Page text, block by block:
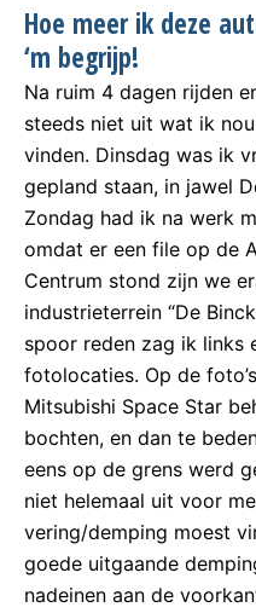
Hoe meer ik deze
‘m begrijp!
Na ruim 4 dagen rijden
steeds niet uit wat ik
vinden. Dinsdag was ik
gepland staan, in jawel
Zondag had ik na werk
omdat er een file op de
Centrum stond zijn we
industrieterrein “De
spoor reden zag ik links
fotolocaties. Op de
Mitsubishi Space Star
bochten, en dan te
eens op de grens werd
niet helemaal uit voor
vering/demping moest
goede uitgaande
nadeinen aan de